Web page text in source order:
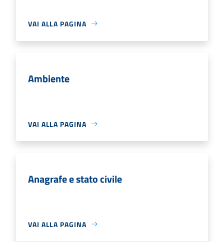
VAI ALLA PAGINA
Ambiente
VAI ALLA PAGINA
Anagrafe e stato civile
VAI ALLA PAGINA